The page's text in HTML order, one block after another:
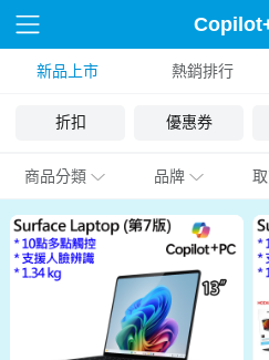
新品上市 熱銷排行
折扣 優惠券
商品分類 品牌